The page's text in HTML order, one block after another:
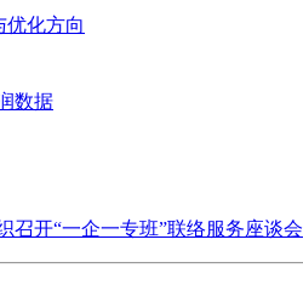
优化方向
数据
召开“一企一专班”联络服务座谈会